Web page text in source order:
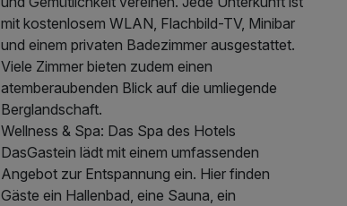
mit kostenlosem WLAN, Flachbild-TV, Minibar
und einem privaten Badezimmer ausgestattet.
Viele Zimmer bieten zudem einen
atemberaubenden Blick auf die umliegende
Berglandschaft.
Wellness & Spa: Das Spa des Hotels
DasGastein lädt mit einem umfassenden
Angebot zur Entspannung ein. Hier finden
Gäste ein Hallenbad, eine Sauna, ein